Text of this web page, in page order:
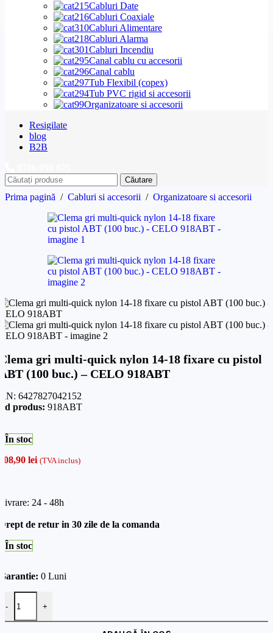
Cabluri Date
Cabluri Coaxiale
Cabluri Alimentare
Cabluri Alarma
Cabluri Incendiu
Canal cablu cu accesorii
Canal cablu
Tub Flexibil (copex)
Tub PVC rigid si accesorii
Organizatoare si accesorii
Resigilate
blog
B2B
Căutare
Prima pagină / Cabluri si accesorii / Organizatoare si accesorii
gri multi-quick nylon 14-18 fixare cu pistol
(100 buc.) – CELO 918ABT
6427827042152
produs: 918ABT
În stoc
lei (TVA inclus)
24 - 48h
de retur in 30 zile de la comanda
În stoc
0 Luni
-
Clema gri multi-quick nylon 14-18 fixare cu pistol ABT
+